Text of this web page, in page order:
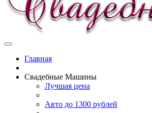
Главная
Свадебные Машины
Лучшая цена
Авто до 1300 рублей